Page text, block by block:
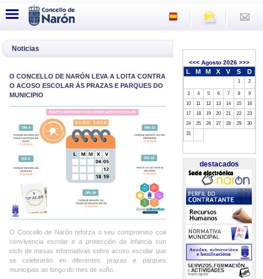
Noticias
O CONCELLO DE NARÓN LEVA A LOITA CONTRA
O ACOSO ESCOLAR ÁS PRAZAS E PARQUES DO
MUNICIPIO
O Concello de Narón reforza o seu compromiso coa
convivencia escolar e a protección da infancia cun
ciclo de mesas informativas sobre acoso escolar que
se celebrarán en diferentes prazas e parques
municipais ao longo do mes de xuño.
<<<Agosto 2026 >>>
L M M X V S D
1 2
3 4 5 6 7 8
9
10
11 12 13 14 15
16
17
18 19 20 21 22
23
24
25 26 27 28 29
30
31
destacados